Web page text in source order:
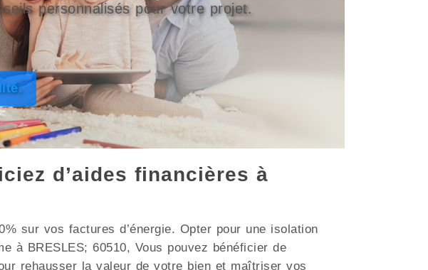
personnalisés pour votre projet.
d’aides financières à
sur vos factures d’énergie. Opter pour une isolation
à BRESLES; 60510, Vous pouvez bénéficier de
rehausser la valeur de votre bien et maîtriser vos